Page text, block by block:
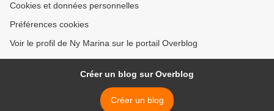
Cookies et données personnelles
Préférences cookies
Voir le profil de Ny Marina sur le portail Overblog
Créer un blog sur Overblog
Créer un blog